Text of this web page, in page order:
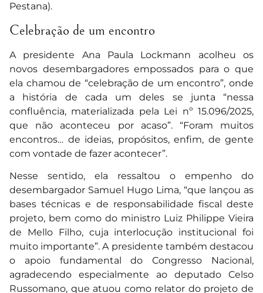
Pestana).
Celebração de um encontro
A presidente Ana Paula Lockmann acolheu os
novos desembargadores empossados para o que
ela chamou de “celebração de um encontro”, onde
a história de cada um deles se junta “nessa
confluência, materializada pela Lei nº 15.096/2025,
que não aconteceu por acaso”. “Foram muitos
encontros… de ideias, propósitos, enfim, de gente
com vontade de fazer acontecer”.
Nesse sentido, ela ressaltou o empenho do
desembargador Samuel Hugo Lima, “que lançou as
bases técnicas e de responsabilidade fiscal deste
projeto, bem como do ministro Luiz Philippe Vieira
de Mello Filho, cuja interlocução institucional foi
muito importante”. A presidente também destacou
o apoio fundamental do Congresso Nacional,
agradecendo especialmente ao deputado Celso
Russomano, que atuou como relator do projeto de